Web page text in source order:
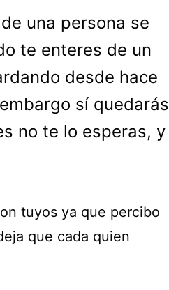
una persona se
te enteres de un
desde hace
sí quedarás
no te lo esperas, y
tuyos ya que percibo
que cada quien